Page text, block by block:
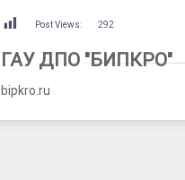
Post Views: 292
ГАУ ДПО "БИПКРО"
bipkro.ru